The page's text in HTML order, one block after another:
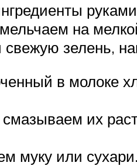
на
зелень,
в молоке
их
муку или сухари.